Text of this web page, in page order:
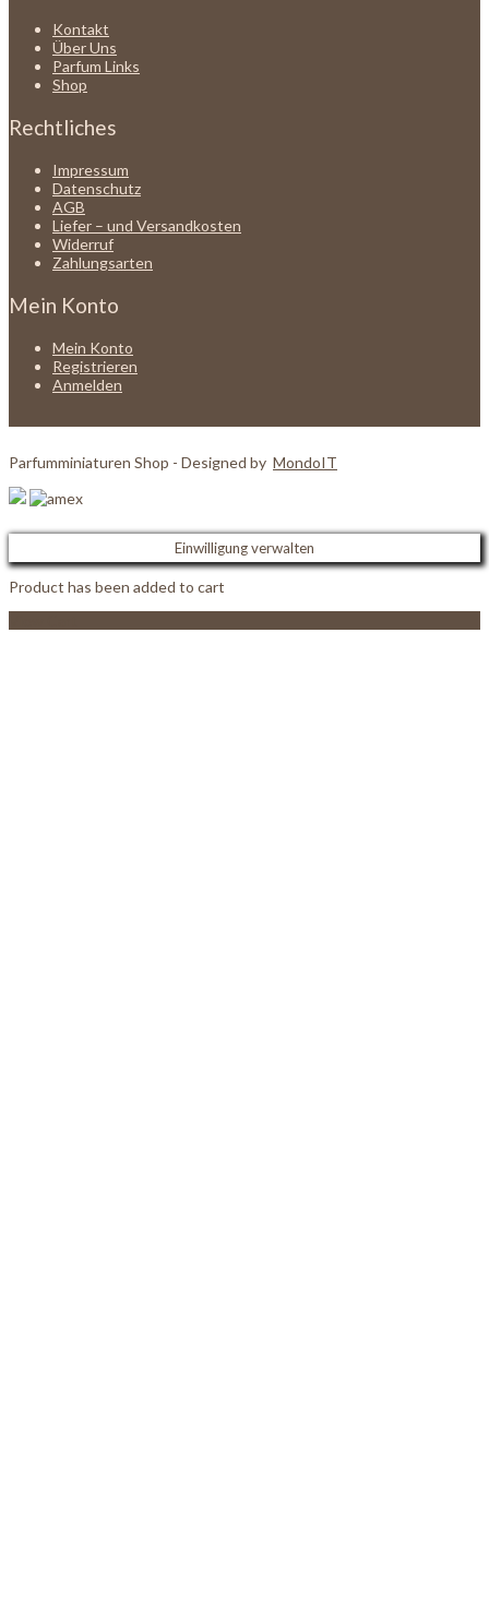
Kontakt
Über Uns
Parfum Links
Shop
Rechtliches
Impressum
Datenschutz
AGB
Liefer – und Versandkosten
Widerruf
Zahlungsarten
Mein Konto
Mein Konto
Registrieren
Anmelden
Parfumminiaturen Shop - Designed by MondoIT
Einwilligung verwalten
Product has been added to cart